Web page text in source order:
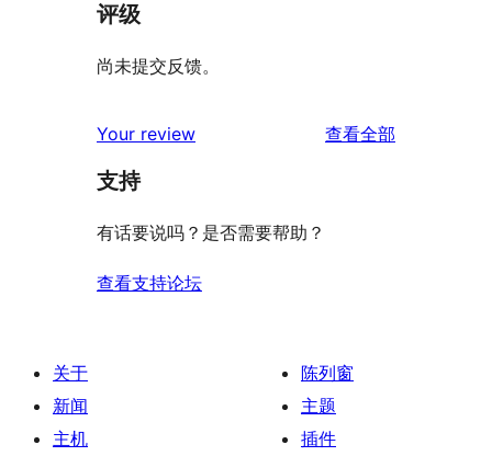
评级
尚未提交反馈。
Your review 查看全部
支持
有话要说吗？是否需要帮助？
查看支持论坛
关于
新闻
主机
陈列窗
主题
插件